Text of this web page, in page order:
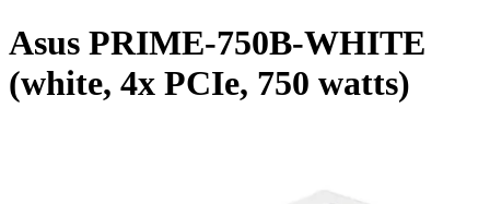
Asus PRIME-750B-WHITE
(white, 4x PCIe, 750 watts)